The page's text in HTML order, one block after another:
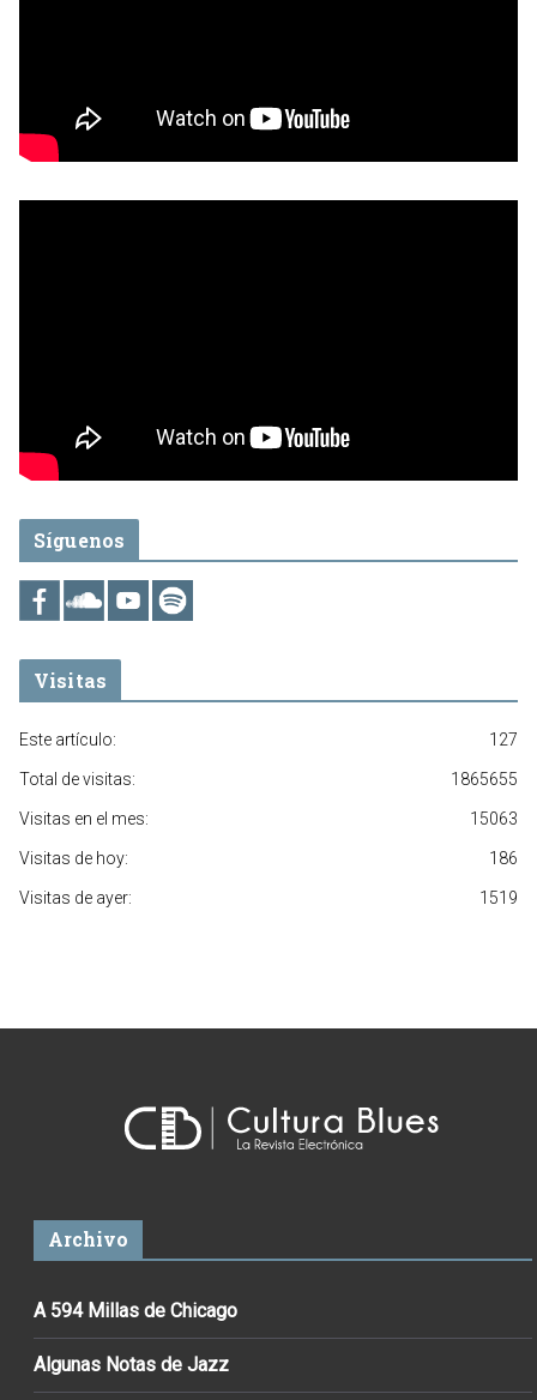
Síguenos
Visitas
127
Este artículo:
1865655
Total de visitas:
15063
Visitas en el mes:
186
Visitas de hoy:
1519
Visitas de ayer:
Archivo
A 594 Millas de Chicago
Algunas Notas de Jazz